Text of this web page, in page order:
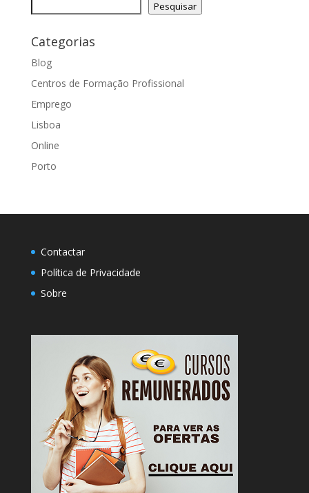
Pesquisar
Categorias
Blog
Centros de Formação Profissional
Emprego
Lisboa
Online
Porto
Contactar
Política de Privacidade
Sobre